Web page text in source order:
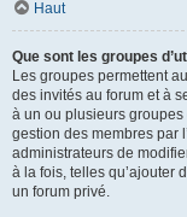
Haut
Que sont les groupes
Les groupes permettent
des invités au forum et à
à un ou plusieurs
gestion des membres par
administrateurs de
à la fois, telles qu’ajouter
un forum privé.